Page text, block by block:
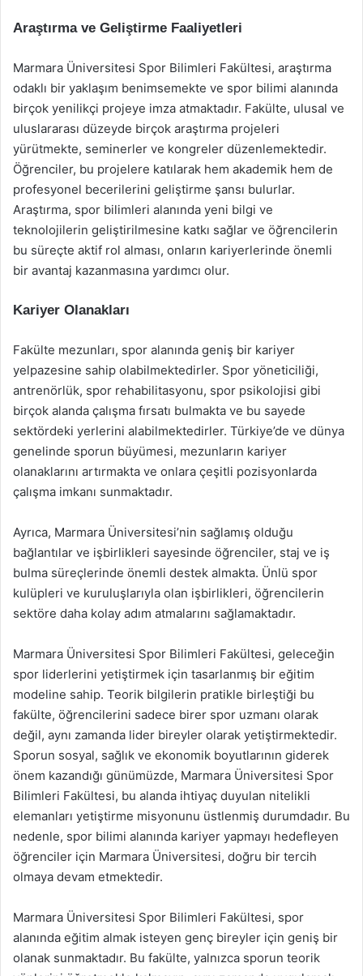
Araştırma ve Geliştirme Faaliyetleri
Marmara Üniversitesi Spor Bilimleri Fakültesi, araştırma
odaklı bir yaklaşım benimsemekte ve spor bilimi alanında
birçok yenilikçi projeye imza atmaktadır. Fakülte, ulusal ve
uluslararası düzeyde birçok araştırma projeleri
yürütmekte, seminerler ve kongreler düzenlemektedir.
Öğrenciler, bu projelere katılarak hem akademik hem de
profesyonel becerilerini geliştirme şansı bulurlar.
Araştırma, spor bilimleri alanında yeni bilgi ve
teknolojilerin geliştirilmesine katkı sağlar ve öğrencilerin
bu süreçte aktif rol alması, onların kariyerlerinde önemli
bir avantaj kazanmasına yardımcı olur.
Kariyer Olanakları
Fakülte mezunları, spor alanında geniş bir kariyer
yelpazesine sahip olabilmektedirler. Spor yöneticiliği,
antrenörlük, spor rehabilitasyonu, spor psikolojisi gibi
birçok alanda çalışma fırsatı bulmakta ve bu sayede
sektördeki yerlerini alabilmektedirler. Türkiye’de ve dünya
genelinde sporun büyümesi, mezunların kariyer
olanaklarını artırmakta ve onlara çeşitli pozisyonlarda
çalışma imkanı sunmaktadır.
Ayrıca, Marmara Üniversitesi’nin sağlamış olduğu
bağlantılar ve işbirlikleri sayesinde öğrenciler, staj ve iş
bulma süreçlerinde önemli destek almakta. Ünlü spor
kulüpleri ve kuruluşlarıyla olan işbirlikleri, öğrencilerin
sektöre daha kolay adım atmalarını sağlamaktadır.
Marmara Üniversitesi Spor Bilimleri Fakültesi, geleceğin
spor liderlerini yetiştirmek için tasarlanmış bir eğitim
modeline sahip. Teorik bilgilerin pratikle birleştiği bu
fakülte, öğrencilerini sadece birer spor uzmanı olarak
değil, aynı zamanda lider bireyler olarak yetiştirmektedir.
Sporun sosyal, sağlık ve ekonomik boyutlarının giderek
önem kazandığı günümüzde, Marmara Üniversitesi Spor
Bilimleri Fakültesi, bu alanda ihtiyaç duyulan nitelikli
elemanları yetiştirme misyonunu üstlenmiş durumdadır. Bu
nedenle, spor bilimi alanında kariyer yapmayı hedefleyen
öğrenciler için Marmara Üniversitesi, doğru bir tercih
olmaya devam etmektedir.
Marmara Üniversitesi Spor Bilimleri Fakültesi, spor
alanında eğitim almak isteyen genç bireyler için geniş bir
olanak sunmaktadır. Bu fakülte, yalnızca sporun teorik